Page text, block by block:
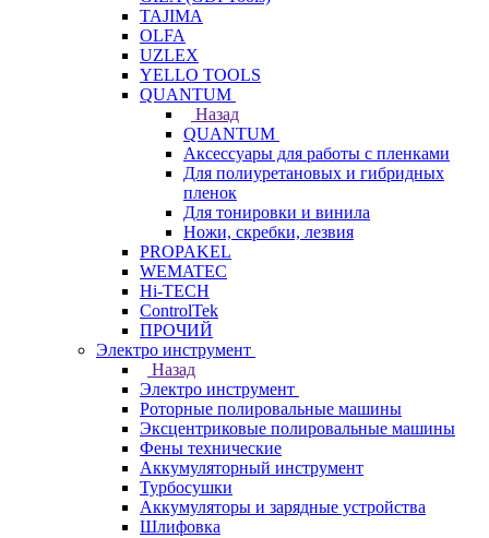
TAJIMA
OLFA
UZLEX
YELLO TOOLS
QUANTUM
Назад
QUANTUM
Аксессуары для работы с пленками
Для полиуретановых и гибридных
пленок
Для тонировки и винила
Ножи, скребки, лезвия
PROPAKEL
WEMATEC
Hi-TECH
ControlTek
ПРОЧИЙ
Электро инструмент
Назад
Электро инструмент
Роторные полировальные машины
Эксцентриковые полировальные машины
Фены технические
Аккумуляторный инструмент
Турбосушки
Аккумуляторы и зарядные устройства
Шлифовка